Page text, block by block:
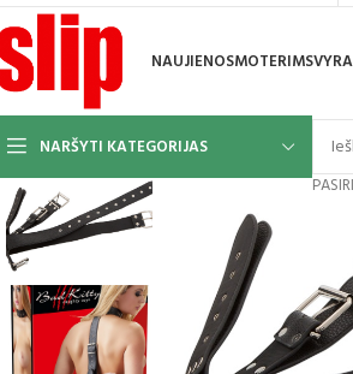
NAUJIENOSMOTERIMS
NARŠYTI KATEGORIJAS